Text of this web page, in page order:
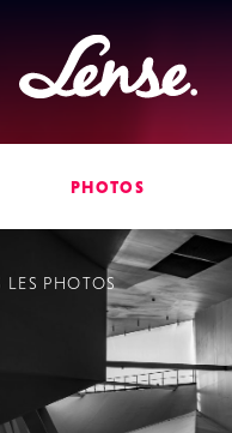
PHOTOS
LES PHOTOS